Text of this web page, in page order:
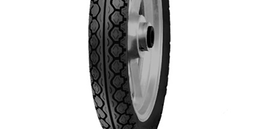
Polityka prywatności